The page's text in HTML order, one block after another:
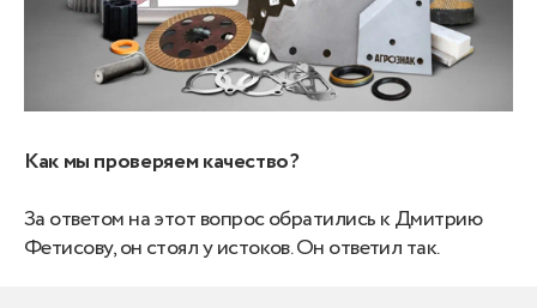
Как мы проверяем качество?
За ответом на этот вопрос обратились к Дмитрию
Фетисову, он стоял у истоков. Он ответил так.